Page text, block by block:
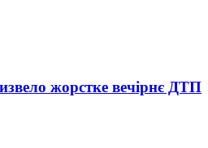
жорстке вечірнє ДТП